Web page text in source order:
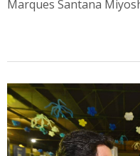
Marques Santana